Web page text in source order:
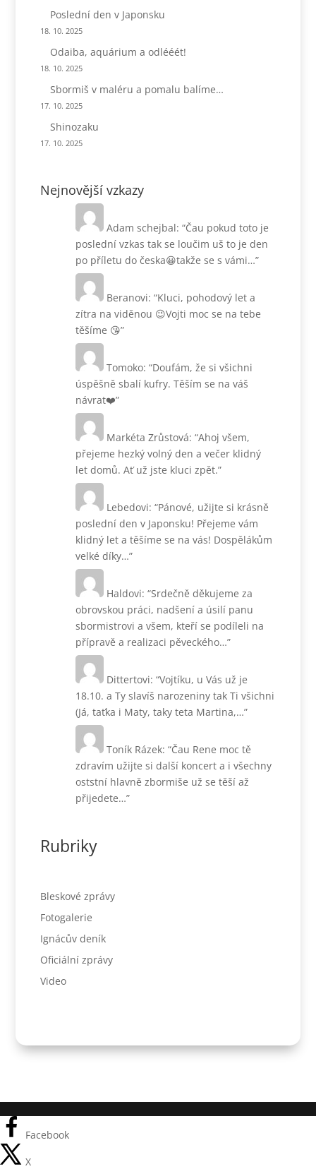
Poslední den v Japonsku
18. 10. 2025
Odaiba, aquárium a odlééét!
18. 10. 2025
Sbormiš v maléru a pomalu balíme…
17. 10. 2025
Shinozaku
17. 10. 2025
Nejnovější vzkazy
Adam schejbal: “Čau pokud toto je
poslední vzkas tak se loučim uš to je den
po příletu do česka😀takže se s vámi…”
Beranovi: “Kluci, pohodový let a
zítra na viděnou 😉Vojti moc se na tebe
těšíme 😘”
Tomoko: “Doufám, že si všichni
úspěšně sbalí kufry. Těším se na váš
návrat❤️”
Markéta Zrůstová: “Ahoj všem,
přejeme hezký volný den a večer klidný
let domů. Ať už jste kluci zpět.”
Lebedovi: “Pánové, užijte si krásně
poslední den v Japonsku! Přejeme vám
klidný let a těšíme se na vás! Dospělákům
velké díky…”
Haldovi: “Srdečně děkujeme za
obrovskou práci, nadšení a úsilí panu
sbormistrovi a všem, kteří se podíleli na
přípravě a realizaci pěveckého…”
Dittertovi: “Vojtíku, u Vás už je
18.10. a Ty slavíš narozeniny tak Ti všichni
(Já, taťka i Maty, taky teta Martina,…”
Toník Rázek: “Čau Rene moc tě
zdravím užijte si další koncert a i všechny
oststní hlavně zbormiše už se těší až
přijedete…”
Rubriky
Bleskové zprávy
Fotogalerie
Ignácův deník
Oficiální zprávy
Video
Facebook
X